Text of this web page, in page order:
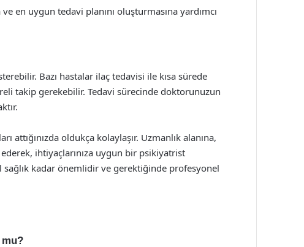
en uygun tedavi planını oluşturmasına yardımcı
Bazı hastalar ilaç tedavisi ile kısa sürede
takip gerekebilir. Tedavi sürecinde doktorunuzun
attığınızda oldukça kolaylaşır. Uzmanlık alanına,
ihtiyaçlarınıza uygun bir psikiyatrist
kadar önemlidir ve gerektiğinde profesyonel